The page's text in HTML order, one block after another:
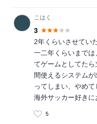
こはく
3
2年くらいさせてい
一二年くらいまで
てゲームとしてた
間使えるシステム
ってしまい、やめて
海外サッカー好きに
5